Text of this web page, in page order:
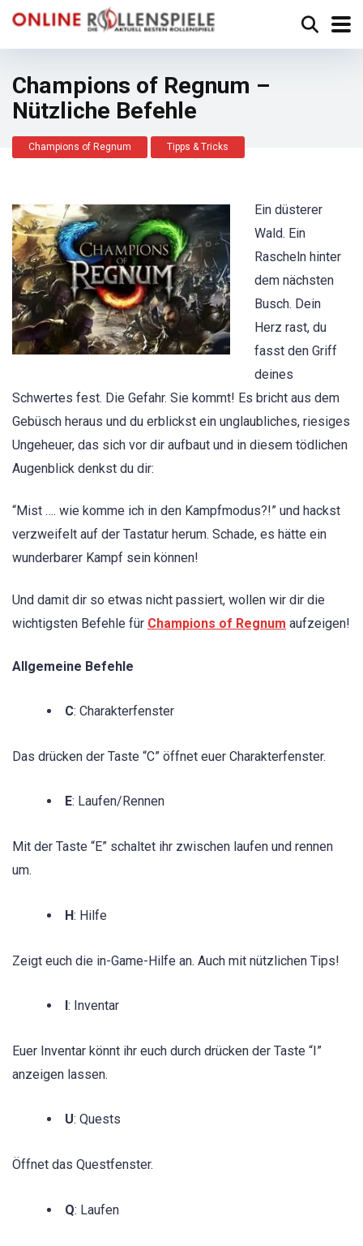
Champions of Regnum –
Nützliche Befehle
Champions of Regnum Tipps & Tricks
Ein düsterer
Wald. Ein
Rascheln hinter
dem nächsten
Busch. Dein
Herz rast, du
fasst den Griff
deines
Schwertes fest. Die Gefahr. Sie kommt! Es bricht aus dem
Gebüsch heraus und du erblickst ein unglaubliches, riesiges
Ungeheuer, das sich vor dir aufbaut und in diesem tödlichen
Augenblick denkst du dir:
“Mist …. wie komme ich in den Kampfmodus?!” und hackst
verzweifelt auf der Tastatur herum. Schade, es hätte ein
wunderbarer Kampf sein können!
Und damit dir so etwas nicht passiert, wollen wir dir die
wichtigsten Befehle für Champions of Regnum aufzeigen!
Allgemeine Befehle
C: Charakterfenster
Das drücken der Taste “C” öffnet euer Charakterfenster.
E: Laufen/Rennen
Mit der Taste “E” schaltet ihr zwischen laufen und rennen
um.
H: Hilfe
Zeigt euch die in-Game-Hilfe an. Auch mit nützlichen Tips!
I: Inventar
Euer Inventar könnt ihr euch durch drücken der Taste “I”
anzeigen lassen.
U: Quests
Öffnet das Questfenster.
Q: Laufen